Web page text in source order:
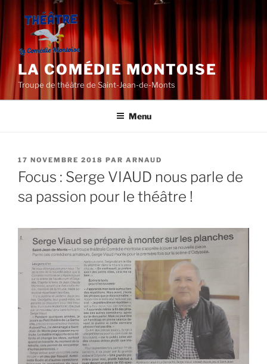
contenu
principal
LA COMÉDIE MONTOISE
Troupe de théâtre de Saint-Jean-de-Monts
Menu
PUBLIÉ
LE
17 NOVEMBRE 2018 PAR ARNAUD
Focus : Serge VIAUD nous parle de
sa passion pour le théâtre !